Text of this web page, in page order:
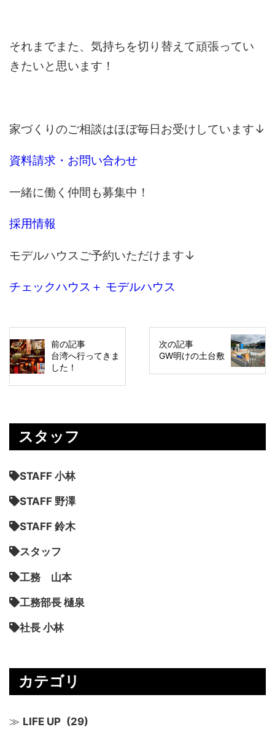
それまでまた、気持ちを切り替えて頑張ってい
きたいと思います！
家づくりのご相談はほぼ毎日お受けしています↓
資料請求・お問い合わせ
一緒に働く仲間も募集中！
採用情報
モデルハウスご予約いただけます↓
チェックハウス＋ モデルハウス
前の記事
台湾へ行ってきま
した！
次の記事
GW明けの土台敷
スタッフ
STAFF 小林
STAFF 野澤
STAFF 鈴木
スタッフ
工務 山本
工務部長 樋泉
社長 小林
カテゴリ
LIFE UP (29)